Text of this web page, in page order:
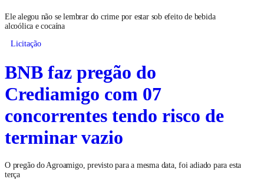
Ele alegou não se lembrar do crime por estar sob efeito de bebida
alcoólica e cocaína
Licitação
BNB faz pregão do
Crediamigo com 07
concorrentes tendo risco de
terminar vazio
O pregão do Agroamigo, previsto para a mesma data, foi adiado para esta
terça